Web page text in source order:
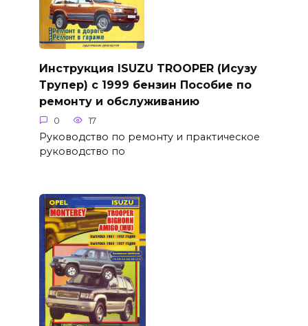
Инструкция ISUZU TROOPER (Исузу
Трупер) с 1999 бензин Пособие по
ремонту и обслуживанию
0 17
Руководство по ремонту и практическое
руководство по